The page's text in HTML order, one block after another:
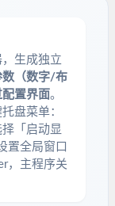
生成独立
数（数字/布
置界面。
盘菜单：
「启动显
置全局窗口
，主程序关